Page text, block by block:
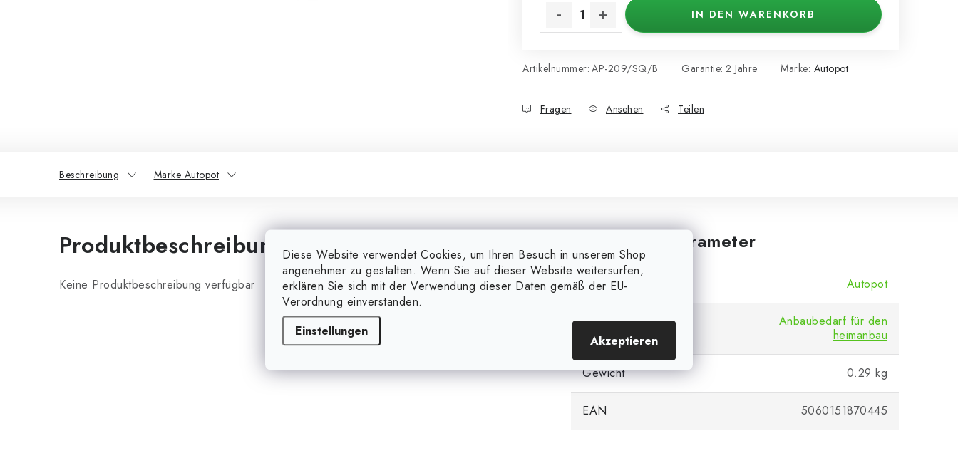
Diese Website verwendet Cookies, um Ihren Besuch in unserem Shop
angenehmer zu gestalten. Wenn Sie auf dieser Website weitersurfen,
erklären Sie sich mit der Verwendung dieser Daten gemäß der EU-
Verordnung einverstanden.
Einstellungen
Akzeptieren
IN DEN WARENKORB
Artikelnummer: AP-209/SQ/B Marke: Autopot
Garantie: 2 Jahre
Fragen Ansehen Teilen
Beschreibung Marke Autopot
Produktbeschreibung
Keine Produktbeschreibung verfügbar
Zusätzliche Parameter
Markieren Autopot
Anbaubedarf für den
heimanbau
Gewicht 0.29 kg
EAN 5060151870445